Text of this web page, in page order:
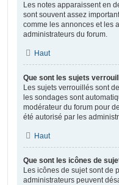
Les notes apparaissent en
sont souvent assez
comme les annonces et les
administrateurs du forum.
Haut
Que sont les sujets
Les sujets verrouillés sont
les sondages sont
modérateur du forum pour
été autorisé par les
Haut
Que sont les icônes de
Les icônes de sujet sont de
administrateurs peuvent